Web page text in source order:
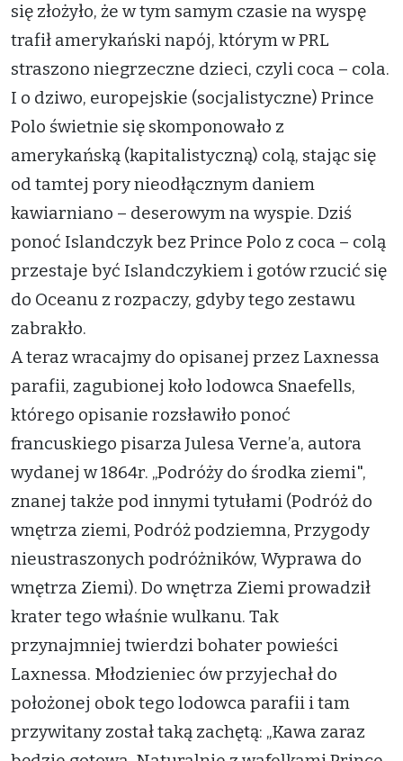
się złożyło, że w tym samym czasie na wyspę
trafił amerykański napój, którym w PRL
straszono niegrzeczne dzieci, czyli coca – cola.
I o dziwo, europejskie (socjalistyczne) Prince
Polo świetnie się skomponowało z
amerykańską (kapitalistyczną) colą, stając się
od tamtej pory nieodłącznym daniem
kawiarniano – deserowym na wyspie. Dziś
ponoć Islandczyk bez Prince Polo z coca – colą
przestaje być Islandczykiem i gotów rzucić się
do Oceanu z rozpaczy, gdyby tego zestawu
zabrakło.
A teraz wracajmy do opisanej przez Laxnessa
parafii, zagubionej koło lodowca Snaefells,
którego opisanie rozsławiło ponoć
francuskiego pisarza Julesa Verne’a, autora
wydanej w 1864r. „Podróży do środka ziemi",
znanej także pod innymi tytułami (Podróż do
wnętrza ziemi, Podróż podziemna, Przygody
nieustraszonych podróżników, Wyprawa do
wnętrza Ziemi). Do wnętrza Ziemi prowadził
krater tego właśnie wulkanu. Tak
przynajmniej twierdzi bohater powieści
Laxnessa. Młodzieniec ów przyjechał do
położonej obok tego lodowca parafii i tam
przywitany został taką zachętą: „Kawa zaraz